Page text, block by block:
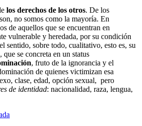
los derechos de los otros. De los
no somos como la mayoría. En
de aquellos que se encuentran en
vulnerable y heredada, por su condición
sentido, sobre todo, cualitativo, esto es, su
se concreta en un status
, fruto de la ignorancia y el
de quienes victimizan esa
clase, edad, opción sexual, pero
de identidad: nacionalidad, raza, lengua,